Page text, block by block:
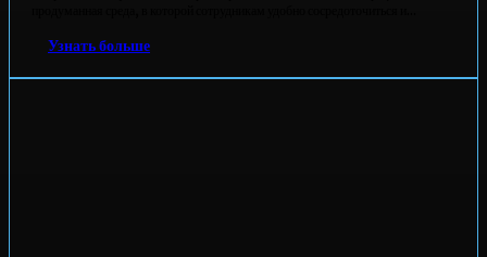
Узнать больше